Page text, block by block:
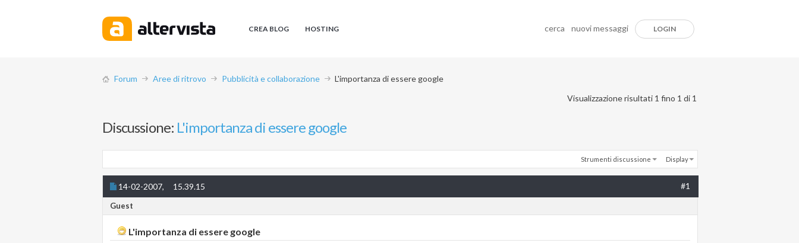
CREA BLOG HOSTING cerca nuovi messaggi LOGIN
Forum Aree di ritrovo Pubblicità e collaborazione
L'importanza di essere google
Visualizzazione risultati 1 fino 1 di 1
Discussione: L'importanza di essere google
Strumenti discussione Display
14-02-2007, 15.39.15 #1
Guest
L'importanza di essere google